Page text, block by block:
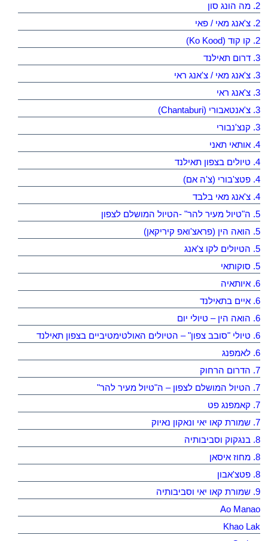
2. מה הונג סון
2. צ'אנג מאי / פאי
2. קו קוד (Ko Kood)
3. דרום תאילנד
3. צ'אנג מאי / צ'אנג ראי
3. צ'אנג ראי
3. צ'אנטאבורי (Chantaburi)
3. קנצ'נבורי
4. אותאי תאני
4. טיולים בצפון תאילנד
4. פטצ'בורי (צ'ה אם)
4. צ'אנג מאי בלבד
5. ה"טיול מעיר להר" -הטיול המושלם לצפון
5. הואה הין (פראצ'ואפ קיריקאן)
5. הטיולים לקו צ'אנג
5. סוקותאי
6. איותאיה
6. איים בתאילנד
6. הואה הין – טיולי יום
6. טיולי "סובב צפון" – הטיולים האולטימטיביים בצפון תאילנד
6. לאמפנג
7. הדרום הרחוק
7. הטיול המושלם לצפון – ה"טיול מעיר להר"
7. קאמפנג פט
7. שמורת קאו יאי ונאקון נאיוק
8. בנגקוק וסביבותיה
8. מחוז איסאן
8. פטצ'אבון
9. שמורת קאו יאי וסביבותיה
Ao Manao
Khao Lak